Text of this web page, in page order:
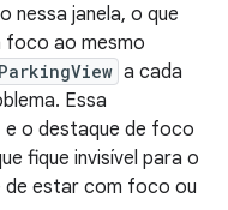
nessa janela, o que
foco ao mesmo
a cada
Essa
e o destaque de foco
fique invisível para o
de estar com foco ou